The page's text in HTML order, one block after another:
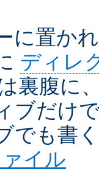
に置か
ディレ
裏腹に
ブだけ
でも書
イル